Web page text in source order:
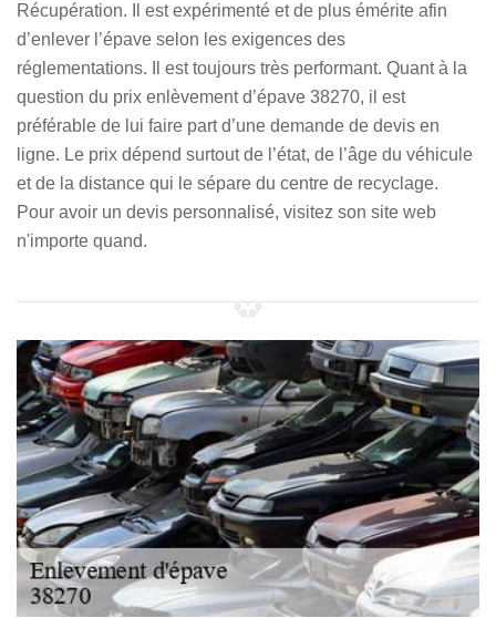
Récupération. Il est expérimenté et de plus émérite afin
d’enlever l’épave selon les exigences des
réglementations. Il est toujours très performant. Quant à la
question du prix enlèvement d’épave 38270, il est
préférable de lui faire part d’une demande de devis en
ligne. Le prix dépend surtout de l’état, de l’âge du véhicule
et de la distance qui le sépare du centre de recyclage.
Pour avoir un devis personnalisé, visitez son site web
n'importe quand.